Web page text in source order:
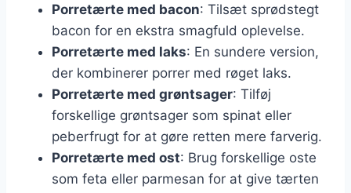
Porretærte med bacon: Tilsæt sprødstegt
bacon for en ekstra smagfuld oplevelse.
Porretærte med laks: En sundere version,
der kombinerer porrer med røget laks.
Porretærte med grøntsager: Tilføj
forskellige grøntsager som spinat eller
peberfrugt for at gøre retten mere farverig.
Porretærte med ost: Brug forskellige oste
som feta eller parmesan for at give tærten